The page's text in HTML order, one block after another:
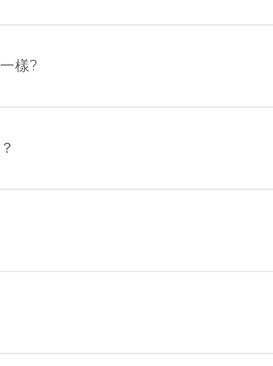
詢。
樣?
1 樓 A & B 座 (深水埗港鐵站B1 出